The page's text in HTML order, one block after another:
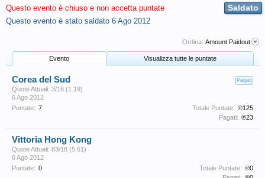
Saldato
Questo evento è chiuso e non accetta puntate
Questo evento è stato saldato 6 Ago 2012
Ordina: Amount Paidout
Evento Visualizza tutte le puntate
Pagati
Corea del Sud
Quote Attuali: 3/16 (1.19)
6 Ago 2012
Puntate: 7 Totale Puntate: ℗125
Pagati: ℗23
Vittoria Hong Kong
Quote Attuali: 83/18 (5.61)
6 Ago 2012
Puntate: 0 Totale Puntate: ℗0